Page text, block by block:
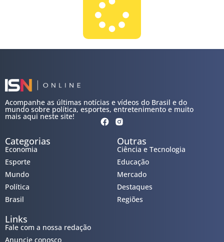
Acompanhe as últimas notícias e vídeos do Brasil e do
mundo sobre política, esportes, entretenimento e muito
mais aqui neste site!
Categorias
Economia
Esporte
Mundo
Política
Brasil
Outras
Ciência e Tecnologia
Educação
Mercado
Destaques
Regiões
Links
Fale com a nossa redação
Anuncie conosco